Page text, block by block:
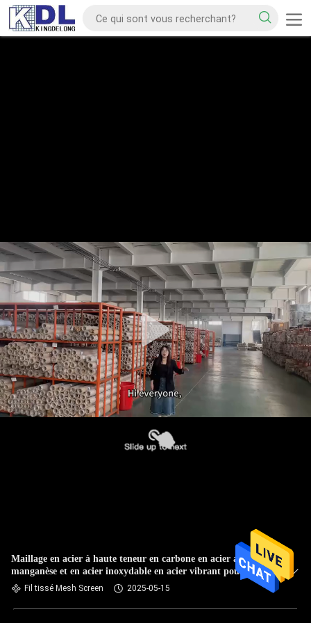
Maillage en acier à haute teneur en carbone en acier au
manganèse et en acier inoxydable en acier vibrant pour une
résistance élevée à l'usure
Fil tissé Mesh Screen 2025-05-15